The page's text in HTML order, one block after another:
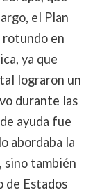
el Plan
en
ya que
lograron un
durante las
ayuda fue
abordaba la
sino también
de Estados